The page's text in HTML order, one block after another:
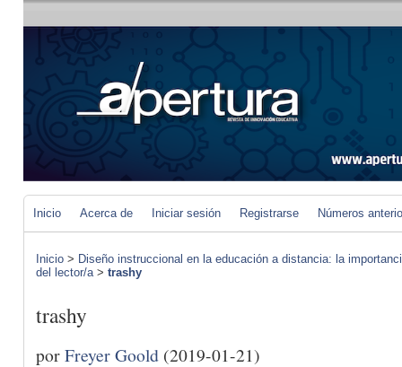
Inicio Acerca de Iniciar sesión Registrarse Números
Inicio > Diseño instruccional en la educación a distancia: la
del lector/a> trashy
trashy
porFreyer Goold (2019-01-21)